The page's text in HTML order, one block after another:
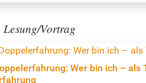
Lesung/Vortrag
Wer bin ich –